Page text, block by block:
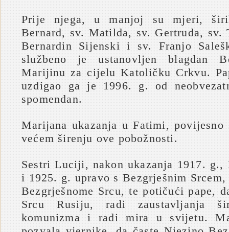
Prije njega, u manjoj su mjeri,
Bernard, sv. Matilda, sv. Gertruda, sv.
Bernardin Sijenski i sv. Franjo
službeno je ustanovljen blagdan
Marijinu za cijelu Katoličku Crkvu.
uzdigao ga je 1996. g. od
spomendan.
Marijana ukazanja u Fatimi,
većem širenju ove pobožnosti.
Sestri Luciji, nakon ukazanja 1917. g.,
i 1925. g. upravo s Bezgrješnim
Bezgrješnome Srcu, te potičući pape,
Srcu Rusiju, radi zaustavljanja
komunizma i radi mira u svijetu.